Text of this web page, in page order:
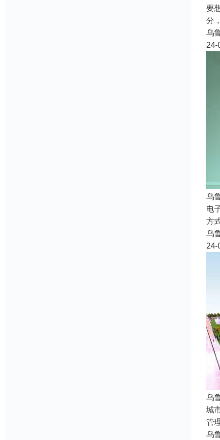
要
分
乌
24-
乌
电
方
乌
24-
乌
城
管
乌